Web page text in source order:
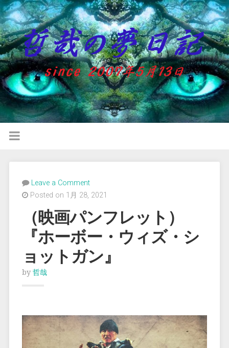
Leave a Comment
Posted on 1月 28, 2021
（映画パンフレット）
『ホーボー・ウィズ・シ
ョットガン』
by 哲哉